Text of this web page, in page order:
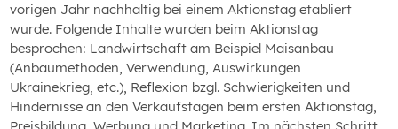
vorigen Jahr nachhaltig bei einem Aktionstag etabliert
wurde. Folgende Inhalte wurden beim Aktionstag
besprochen: Landwirtschaft am Beispiel Maisanbau
(Anbaumethoden, Verwendung, Auswirkungen
Ukrainekrieg, etc.), Reflexion bzgl. Schwierigkeiten und
Hindernisse an den Verkaufstagen beim ersten Aktionstag,